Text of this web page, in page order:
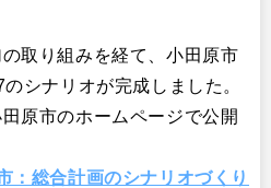
取り組みを経て、小田原市
シナリオが完成しました。
原市のホームページで公開
：総合計画のシナリオづくり